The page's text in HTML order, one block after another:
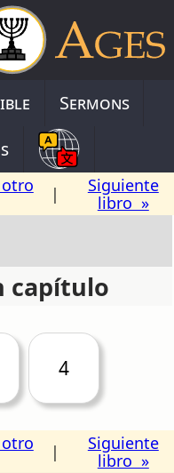
Sermons
|
Siguiente
libro »
capítulo
4
|
Siguiente
libro »